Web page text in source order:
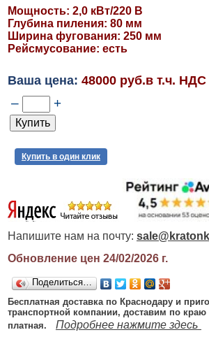
Мощность: 2,0 кВт/220 В
Глубина пиления: 80 мм
Ширина фугования: 250 мм
Рейсмусование: есть
Ваша цена: 48000 руб.в т.ч. НДС
– +
Купить в один клик
Напишите нам на почту:
Обновление цен 24/02/2026г.
Поделиться…
Бесплатная доставка по Краснодару и
транспортной компании, доставим по
платная.
Подробнее нажмите здесь